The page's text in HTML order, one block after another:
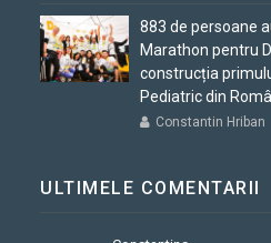
883 de persoane
Marathon pentru
construcția
Pediatric din
Constantin Hriban
ULTIMELE COMENTARII